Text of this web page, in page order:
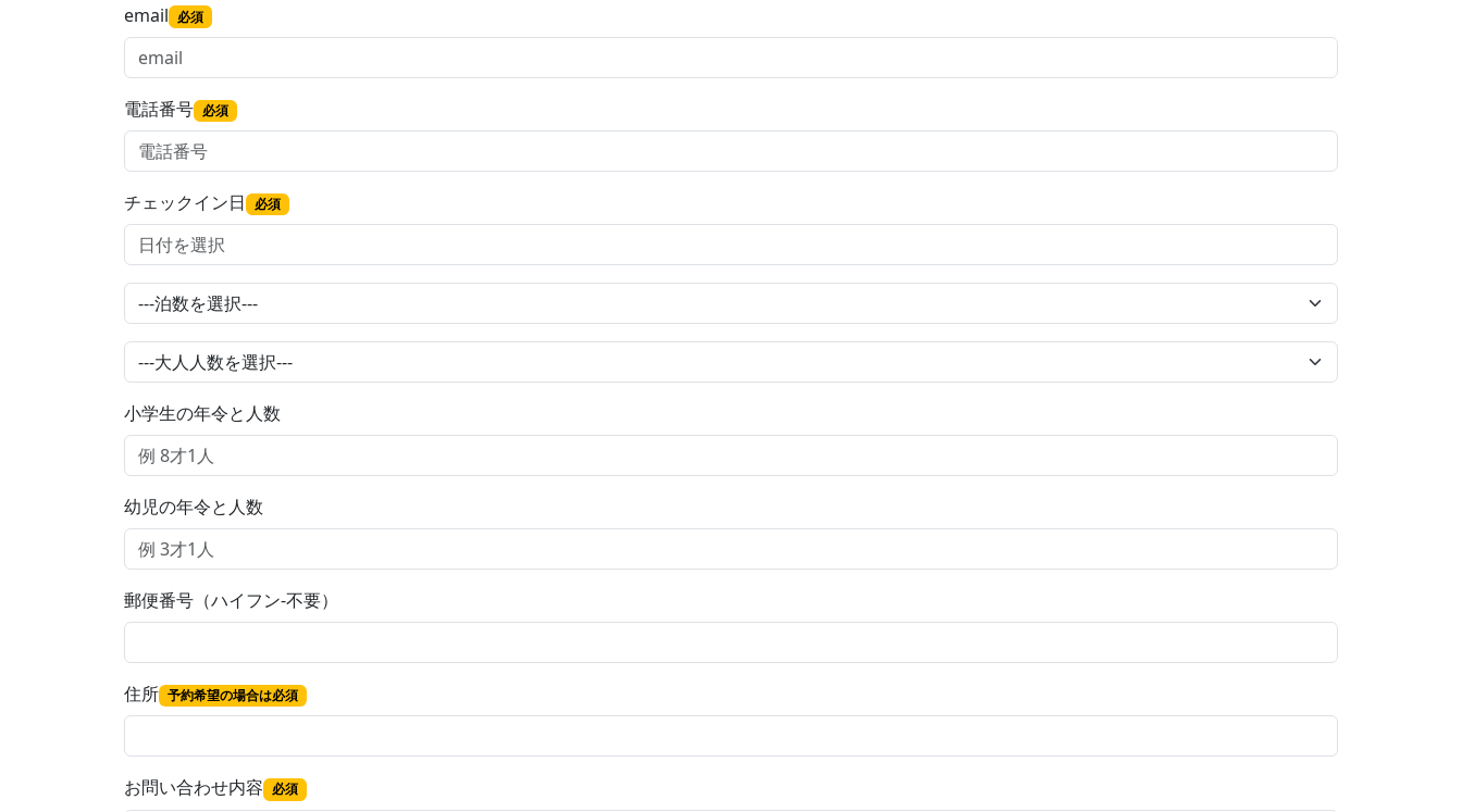
email 必須
電話番号 必須
チェックイン日 必須
小学生の年令と人数
幼児の年令と人数
郵便番号（ハイフン-不要）
住所 予約希望の場合は必須
お問い合わせ内容 必須